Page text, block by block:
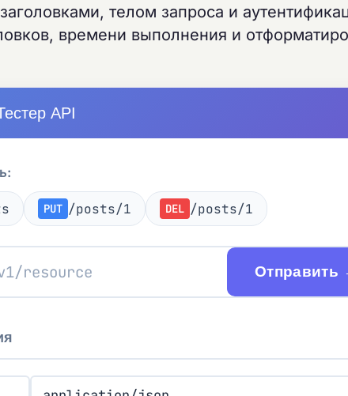
телом запроса и
времени выполнения и
API
PUT /posts/1 DEL /posts/1
Отправить